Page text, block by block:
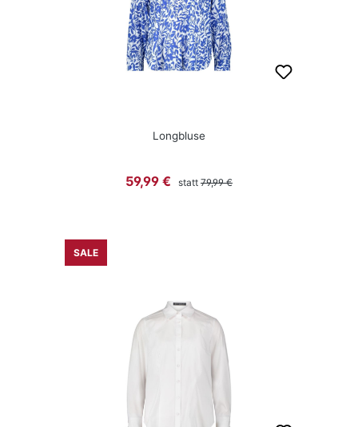
Longbluse
Verkaufspreis:
59,99 € statt Regulärer Preis:
79,99 €
SALE